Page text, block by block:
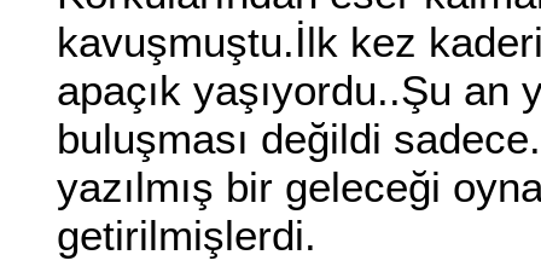
kavuşmuştu.İlk kez
apaçık yaşıyordu..Şu
buluşması değildi
yazılmış bir geleceği
getirilmişlerdi.